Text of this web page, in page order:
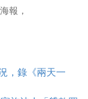
報，
，錄《兩天一